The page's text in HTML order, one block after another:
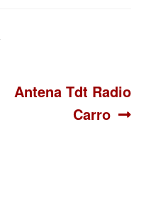
Siguiente:
Antena Tdt Radio
Carro